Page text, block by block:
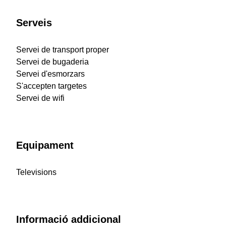
Serveis
Servei de transport proper
Servei de bugaderia
Servei d'esmorzars
S'accepten targetes
Servei de wifi
Equipament
Televisions
Informació addicional